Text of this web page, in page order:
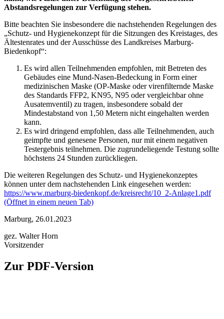
Abstandsregelungen zur Verfügung stehen.
Bitte beachten Sie insbesondere die nachstehenden Regelungen des
„Schutz- und Hygienekonzept für die Sitzungen des Kreistages, des
Ältestenrates und der Ausschüsse des Landkreises Marburg-
Biedenkopf“:
Es wird allen Teilnehmenden empfohlen, mit Betreten des
Gebäudes eine Mund-Nasen-Bedeckung in Form einer
medizinischen Maske (OP-Maske oder virenfilternde Maske
des Standards FFP2, KN95, N95 oder vergleichbar ohne
Ausatemventil) zu tragen, insbesondere sobald der
Mindestabstand von 1,50 Metern nicht eingehalten werden
kann.
Es wird dringend empfohlen, dass alle Teilnehmenden, auch
geimpfte und genesene Personen, nur mit einem negativen
Testergebnis teilnehmen. Die zugrundeliegende Testung sollte
höchstens 24 Stunden zurückliegen.
Die weiteren Regelungen des Schutz- und Hygienekonzeptes
können unter dem nachstehenden Link eingesehen werden:
https://www.marburg-biedenkopf.de/kreisrecht/10_2-Anlage1.pdf
(Öffnet in einem neuen Tab)
Marburg, 26.01.2023
gez. Walter Horn
Vorsitzender
Zur PDF-Version